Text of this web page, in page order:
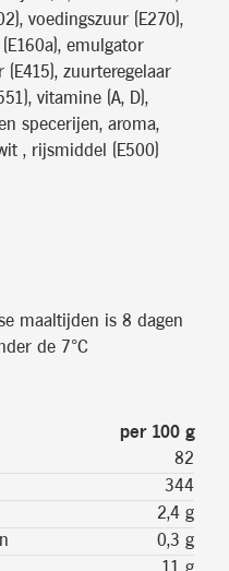
voedingszuur (E270),
emulgator
(E415), zuurteregelaar
vitamine (A, D),
specerijen, aroma,
, rijsmiddel (E500)
maaltijden is 8 dagen
de 7°C
per 100 g
82
344
2,4 g
0,3 g